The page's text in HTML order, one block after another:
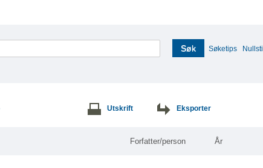
Søk Søketips Nullstill
Utskrift Eksporter
Forfatter/person År